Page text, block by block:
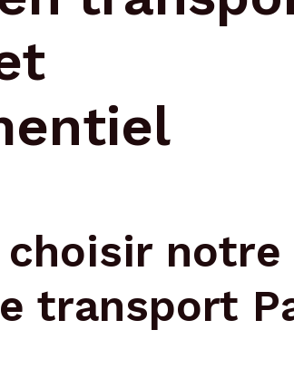
choisir notre
transport